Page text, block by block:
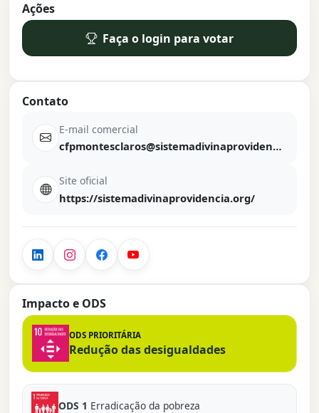
Ações
Faça o login para votar
Contato
E-mail comercial
cfpmontesclaros@sistemadivinaprovidencia.org
Site oficial
https://sistemadivinaprovidencia.org/
Impacto e ODS
ODS PRIORITÁRIA
Redução das desigualdades
ODS 1 Erradicação da pobreza